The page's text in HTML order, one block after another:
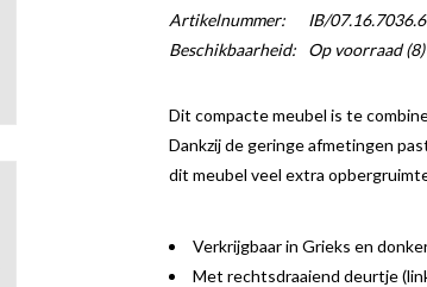
Artikelnummer:
IB/
Beschikbaarheid:
Op voorraad(8)
Dit compacte meubel is te
Dankzij de geringe afmetingen
dit meubel veel extra
Verkrijgbaar in Grieks en
Met rechtsdraaiend deurtje